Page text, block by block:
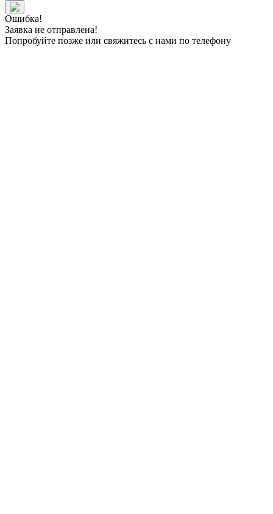
Ошибка!
Заявка не отправлена!
Попробуйте позже или свяжитесь с нами по телефону